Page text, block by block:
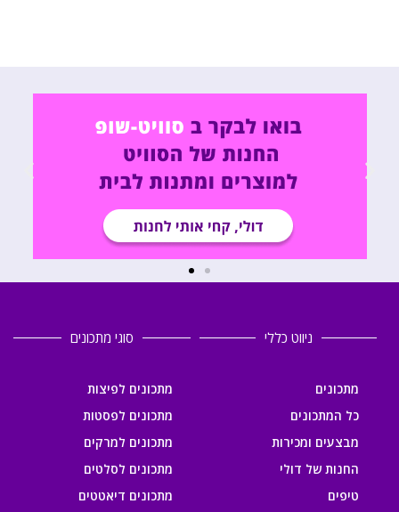
ניווט כללי
מתכונים
כל המתכונים
מבצעים ומכירות
החנות של דולי
טיפים
סוגי מתכונים
מתכונים לפיצות
מתכונים לפסטות
מתכונים למרקים
מתכונים לסלטים
מתכונים דיאטטים